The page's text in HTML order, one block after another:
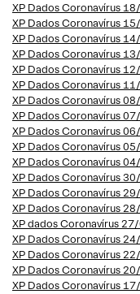
XP Dados Coronavírus
XP Dados Coronavírus
XP Dados Coronavírus
XP Dados Coronavírus
XP Dados Coronavírus
XP Dados Coronavírus
XP Dados Coronavírus
XP Dados Coronavírus
XP Dados Coronavírus
XP Dados Coronavírus
XP Dados Coronavírus
XP Dados Coronavírus
XP Dados Coronavírus
XP Dados Coronavírus
XP dados Coronavírus
XP Dados Coronavírus
XP Dados Coronavírus
XP Dados Coronavírus
XP Dados Coronavírus